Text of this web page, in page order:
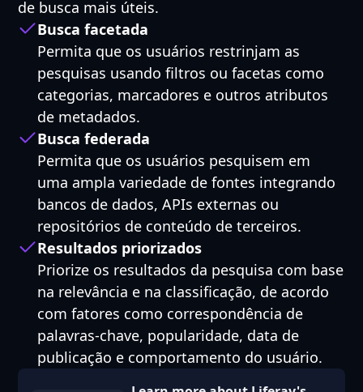
de busca mais úteis.
Busca facetada
Permita que os usuários restrinjam as
pesquisas usando filtros ou facetas como
categorias, marcadores e outros atributos
de metadados.
Busca federada
Permita que os usuários pesquisem em
uma ampla variedade de fontes integrando
bancos de dados, APIs externas ou
repositórios de conteúdo de terceiros.
Resultados priorizados
Priorize os resultados da pesquisa com base
na relevância e na classificação, de acordo
com fatores como correspondência de
palavras-chave, popularidade, data de
publicação e comportamento do usuário.